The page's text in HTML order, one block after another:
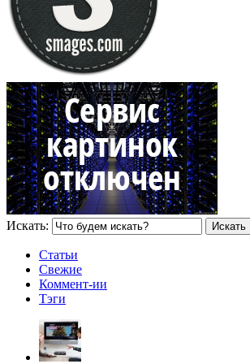
Искать:
Статьи
Свежие
Коммент-ии
Тэги